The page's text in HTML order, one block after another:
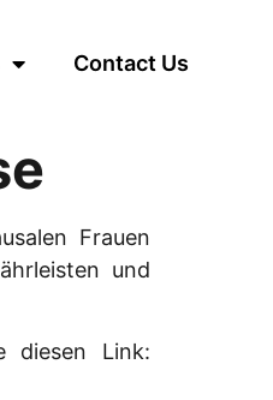
Contact Us
Frauen
und
diesen Link: